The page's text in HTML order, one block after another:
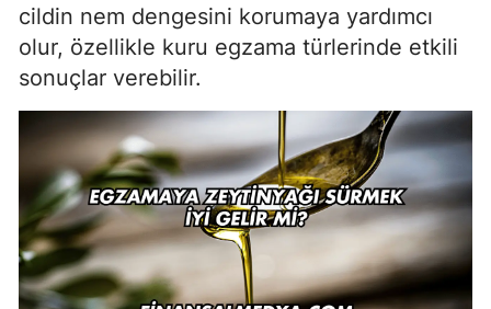
cildin nem dengesini korumaya yardımcı
olur, özellikle kuru egzama türlerinde etkili
sonuçlar verebilir.